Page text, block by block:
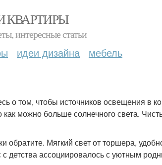
КВАРТИРЫ
интересные статьи
идеи дизайна мебель
о том, чтобы источников освещения в
можно больше солнечного света.
Мягкий свет от торшера,
детства ассоциировалось с уютным